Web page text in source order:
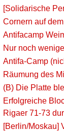
[Solidarische
Cornern auf
Antifacamp
Nur noch
Antifa-Camp
Räumung des
(B) Die Platte
Erfolgreiche
Rigaer 71-73
[Berlin/Moskau]